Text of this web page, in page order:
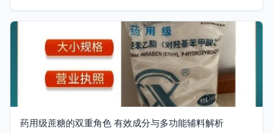
药用级蔗糖的双重角色 有效成分与多功能辅料解析